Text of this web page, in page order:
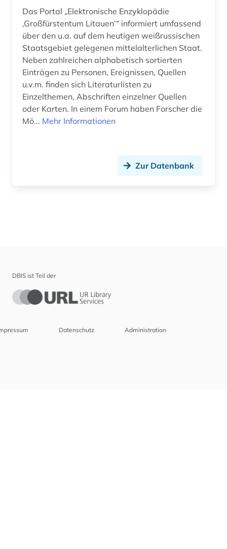
Das Portal „Elektronische Enzyklopädie
‚Großfürstentum Litauen‘“ informiert umfassend
über den u.a. auf dem heutigen weißrussischen
Staatsgebiet gelegenen mittelalterlichen Staat.
Neben zahlreichen alphabetisch sortierten
Einträgen zu Personen, Ereignissen, Quellen
u.v.m. finden sich Literaturlisten zu
Einzelthemen, Abschriften einzelner Quellen
oder Karten. In einem Forum haben Forscher die
Mö... Mehr Informationen
Zur Datenbank
DBIS ist Teil der
Datenschutz Administration